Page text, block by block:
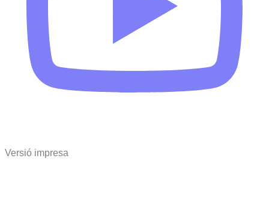
Versió impresa